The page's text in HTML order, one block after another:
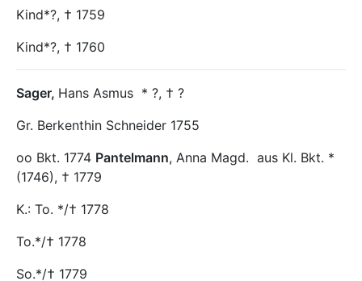
Kind*?, † 1759
Kind*?, † 1760
Sager, Hans Asmus * ?, † ?
Gr. Berkenthin Schneider 1755
oo Bkt. 1774 Pantelmann, Anna Magd. aus Kl. Bkt. *
(1746), † 1779
K.: To. */† 1778
To.*/† 1778
So.*/† 1779